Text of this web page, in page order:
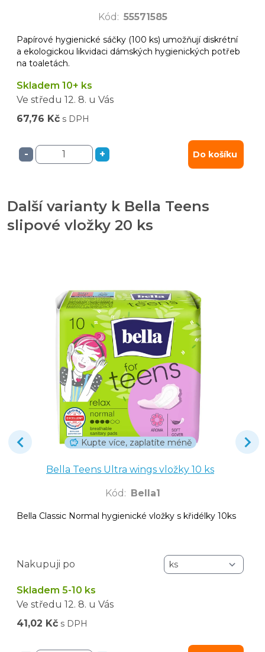
Kód : 55571585
Papírové hygienické sáčky (100 ks) umožňují diskrétní
a ekologickou likvidaci dámských hygienických potřeb
na toaletách.
Skladem 10+ ks
Ve středu 12. 8. u Vás
67,76 Kč s DPH
- + Do košíku
Další varianty k Bella Teens
slipové vložky 20 ks
Kupte více, zaplatíte méně
Bella Teens Ultra wings vložky 10 ks
Kód : Bella1
Bella Classic Normal hygienické vložky s křidélky 10ks
Nakupuji po
Skladem 5-10 ks
Ve středu 12. 8. u Vás
41,02 Kč s DPH